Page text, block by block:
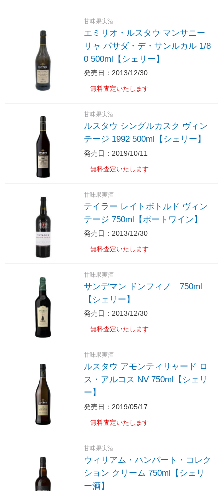
甘味果実酒
エミリオ・ルスタウ マンサニー
リャ パサダ・デ・サンルカル 1/8
0 500ml【シェリー】
発売日：2013/12/30
無料査定いたします
甘味果実酒
ルスタウ シングルカスク ヴィン
テージ 1992 500ml【シェリー】
発売日：2019/10/11
無料査定いたします
甘味果実酒
テイラー レイトボトルド ヴィン
テージ 750ml【ポートワイン】
発売日：2013/12/30
無料査定いたします
甘味果実酒
サンデマン ドンフィノ 750ml
【シェリー】
発売日：2013/12/30
無料査定いたします
甘味果実酒
ルスタウ アモンティリャード ロ
ス・アルコス NV 750ml【シェリ
ー】
発売日：2019/05/17
無料査定いたします
甘味果実酒
ウィリアム・ハンバート・コレク
ション クリーム 750ml【シェリ
ー酒】